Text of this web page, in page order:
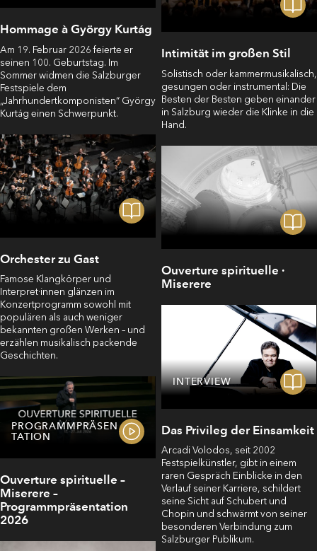
Hommage à György Kurtág
Am 19. Februar 2026 feierte er
seinen 100. Geburtstag. Im
Sommer widmen die Salzburger
Festspiele dem
„Jahrhundertkomponisten“ György
Kurtág einen Schwerpunkt.
Intimität im großen Stil
Solistisch oder kammermusikalisch,
gesungen oder instrumental: Die
Besten der Besten geben einander
in Salzburg wieder die Klinke in die
Hand.
Orchester zu Gast
Famose Klangkörper und
Interpret·innen glänzen im
Konzertprogramm sowohl mit
populären als auch weniger
bekannten großen Werken – und
erzählen musikalisch packende
Geschichten.
Ouverture spirituelle ·
Miserere
INTERVIEW
Das Privileg der Einsamkeit
Arcadi Volodos, seit 2002
Festspielkünstler, gibt in einem
raren Gespräch Einblicke in den
Verlauf seiner Karriere, schildert
seine Sicht auf Schubert und
Chopin und schwärmt von seiner
besonderen Verbindung zum
Salzburger Publikum.
PROGRAMMPRÄSEN
TATION
Ouverture spirituelle –
Miserere –
Programmpräsentation
2026